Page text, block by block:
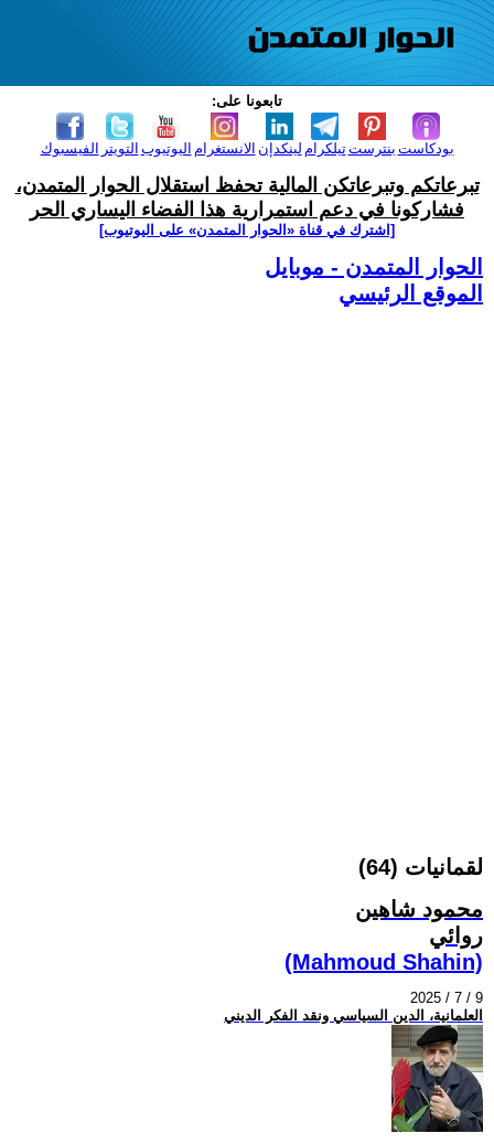
تابعونا على:
الفيسبوك التويتر اليوتيوب الانستغرام لينكدإن تيلكرامبنترست بودكاست
تبرعاتكم وتبرعاتكن المالية تحفظ استقلال الحوار المتمدن،
فشاركونا في دعم استمرارية هذا الفضاء اليساري الحر
[اشترك في قناة ‫«الحوار المتمدن» على اليوتيوب]
الحوار المتمدن - موبايل
الموقع الرئيسي
لقمانيات (64)
محمود شاهين
روائي
(Mahmoud Shahin)
2025 / 7 / 9
العلمانية، الدين السياسي ونقد الفكر الديني